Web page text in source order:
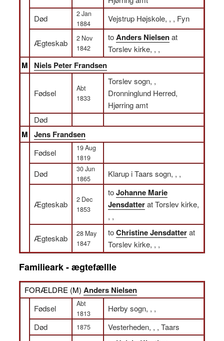
Død
2 Jan
1884
Vejstrup Højskole, , , Fyn
Ægteskab
2 Nov
1842
toAnders Nielsenat
Torslev kirke, , ,
M Niels Peter Frandsen
Fødsel
Abt
1833
Torslev sogn, ,
Dronninglund Herred,
Hjørring amt
Død
M Jens Frandsen
Fødsel
19 Aug
1819
Død
30 Jun
1865
Klarup i Taars sogn, , ,
Ægteskab
2 Dec
1853
toJohanne Marie
Jensdatterat Torslev kirke,
, ,
Ægteskab
28 May
1847
toChristine Jensdatterat
Torslev kirke, , ,
Familieark - ægtefællle
FORÆLDRE (M) Anders Nielsen
Fødsel
Abt
1813
Hørby sogn, , ,
Død
1875 Vesterheden, , , Taars